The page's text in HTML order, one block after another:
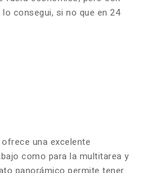
consegui, si no que en 24
una excelente
como para la multitarea y